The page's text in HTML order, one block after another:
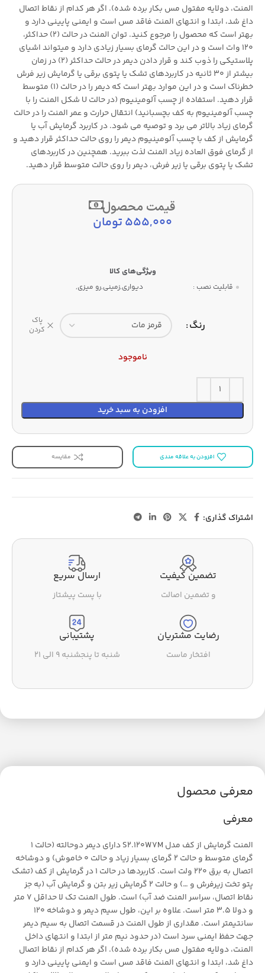
المنت، دولایه مفتول مس بکار برده شده). اگر هر کدام از نقاط اتصال
داغ شد، ابتدا و انتهای المنت فاقد مس است و ایمنی پایینی دارد و
بهتر است که محصول را مرجوع کنید. توان المنت در حالت (2) حداکثر،
120 وات است و در این حالت گرمای بسیار زیادی دارد و میتواند اشیای
پلاستیکی را ذوب کند و قرار دادن دیمر در حالت حداکثر (2) در زمان
بیشتر از 30 ثانیه در کاربردهای تشک یا پتوی برقی یا گرمایش زیر فرش
خطرناک است و در این موارد بهتر است که دیمر را در حالت (1) متوسط
قرار دهید. استفاده از چسب آلومینیوم (در حالت U شکل المنت را با
چسب آلومینیوم به کف بچسبانید) انتقال حرارت و عمر المنت را در حالت
گرمای زیاد بالاتر می برد و توصیه می شود. در کاربرد گرمایش آب یا
گرمایش از کف با چسب آلومینیوم دیمر را روی حالت حداکثر قرار دهید و
از گرمای فوق العاده زیاد المنت لذت ببرید. همچنین در کاربردهای
تشک یا پتوی برقی یا زیر فرش، دیمر را روی حالت متوسط قرار دهید.
قیمت محصول
555,000تومان
قابلیت نصب : دیواری,زمینی,رو میزی,
رنگ
پاک
کردن
ناموجود
افزودن به سبد خرید
افزودن به علاقه مندی مقایسه
اشتراک گذاری:
تضمین کیفیت
و تضمین اصالت
ارسال سریع
با پست پیشتاز
رضایت مشتریان
افتخار ماست
پشتیبانی
شنبه تا پنجشنبه ۹ الی ۲۱
معرفی محصول
معرفی
المنت گرمایش از کف مدل S2.120W7M دارای دیمر دوحالته (حالت 1
گرمای متوسط و حالت 2 گرمای بسیار زیاد و حالت 0 خاموش) و دوشاخه
اتصال به برق 220 ولت است. کاربردها در حالت 1 در گرمایش از کف (تشک
پتو تخت زیرفرش و …) و حالت 2 گرمایش زیر بتن و گرمایش آب (به جز
نقاط اتصال، سراسر المنت ضد آب) است. طول المنت تک لا حداقل 7 متر
و دولا 3.5 متر است. علاوه بر این، طول سیم دیمر و دوشاخه 120
سانتیمتر است. مقداری از طول المنت در قسمت اتصال به سیم دیمر
جهت حفظ ایمنی سرد است (در حدود نیم متر از ابتدا و انتهای داخل
المنت، دولایه مفتول مس بکار برده شده). اگر هر کدام از نقاط اتصال
داغ شد، ابتدا و انتهای المنت فاقد مس است و ایمنی پایینی دارد و